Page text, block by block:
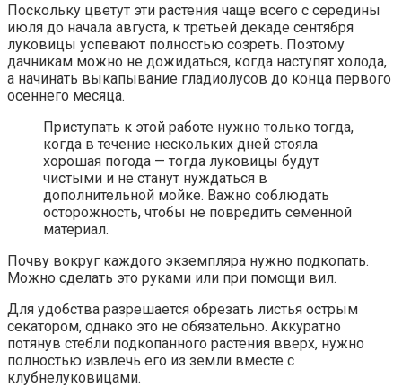
Поскольку цветут эти растения чаще всего с середины
июля до начала августа, к третьей декаде сентября
луковицы успевают полностью созреть. Поэтому
дачникам можно не дожидаться, когда наступят холода,
а начинать выкапывание гладиолусов до конца первого
осеннего месяца.
Приступать к этой работе нужно только тогда,
когда в течение нескольких дней стояла
хорошая погода — тогда луковицы будут
чистыми и не станут нуждаться в
дополнительной мойке. Важно соблюдать
осторожность, чтобы не повредить семенной
материал.
Почву вокруг каждого экземпляра нужно подкопать.
Можно сделать это руками или при помощи вил.
Для удобства разрешается обрезать листья острым
секатором, однако это не обязательно. Аккуратно
потянув стебли подкопанного растения вверх, нужно
полностью извлечь его из земли вместе с
клубнелуковицами.